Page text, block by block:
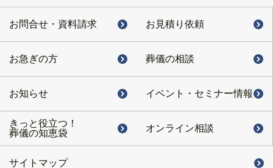
お問合せ・ 資料請求 お見積り依頼
お急ぎの方 葬儀の相談
お知らせ イベント・ セミナー情報
きっと役立つ！
葬儀の知恵袋
オンライン相談
サイトマップ